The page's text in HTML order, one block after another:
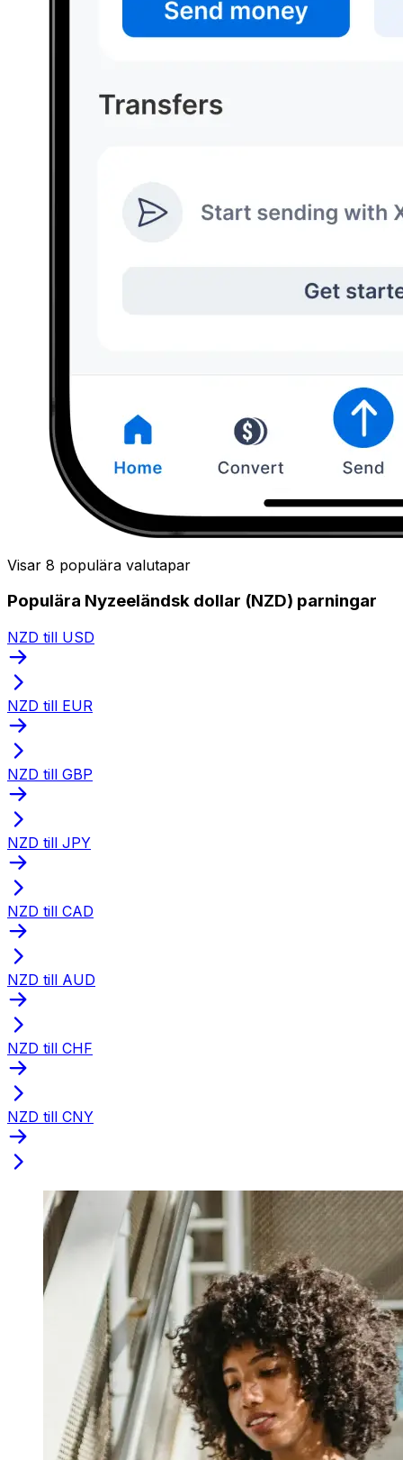
Visar 8 populära valutapar
Populära Nyzeeländsk dollar (NZD) parningar
NZD till USD
NZD till EUR
NZD till GBP
NZD till JPY
NZD till CAD
NZD till AUD
NZD till CHF
NZD till CNY